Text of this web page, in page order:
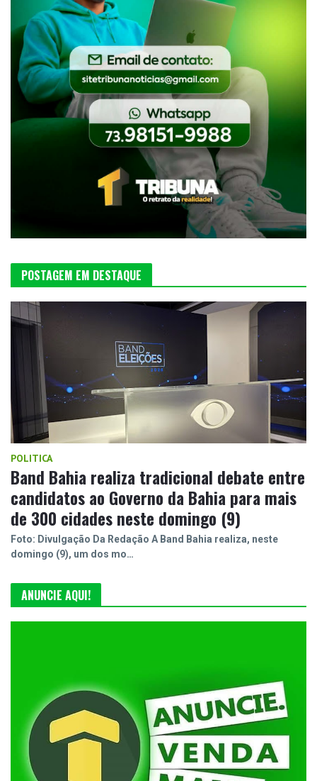
POSTAGEM EM DESTAQUE
POLITICA
Band Bahia realiza tradicional debate entre
candidatos ao Governo da Bahia para mais
de 300 cidades neste domingo (9)
Foto: Divulgação Da Redação A Band Bahia realiza, neste
domingo (9), um dos mo…
ANUNCIE AQUI!